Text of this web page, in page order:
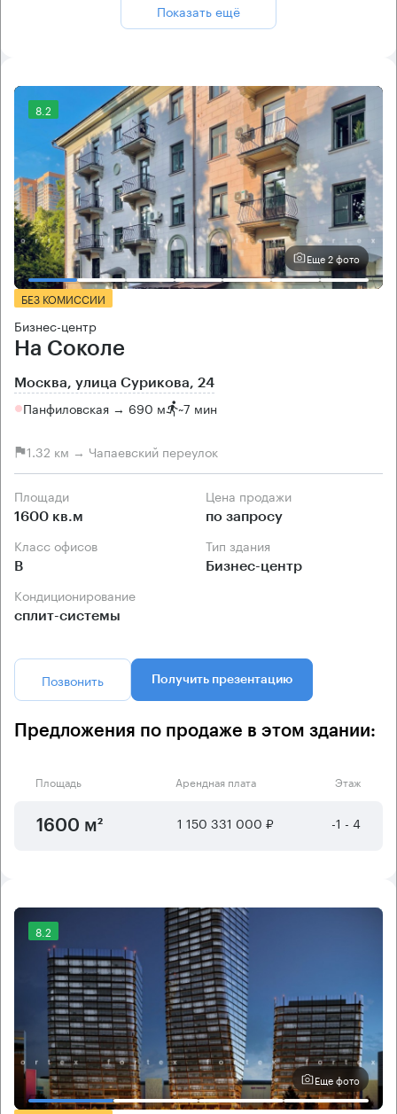
Показать ещё
8.2
Еще 2 фото
БЕЗ КОМИССИИ
Бизнес-центр
На Соколе
Москва, улица Сурикова, 24
Панфиловская → 690 м ~7 мин
1.32 км → Чапаевский переулок
Площади
1600 кв.м
Цена продажи
по запросу
Класс офисов
B
Тип здания
Бизнес-центр
Кондиционирование
сплит-системы
Позвонить Получить презентацию
Предложения по продаже в этом здании:
Площадь Арендная плата Этаж
1600 м² 1 150 331 000 ₽ -1 - 4
8.2
Еще фото